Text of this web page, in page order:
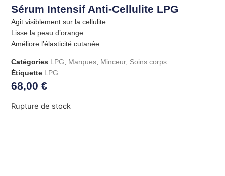
Sérum Intensif Anti-Cellulite LPG
Agit visiblement sur la cellulite
Lisse la peau d’orange
Améliore l’élasticité cutanée
Catégories LPG, Marques, Minceur, Soins corps
Étiquette LPG
68,00€
Rupture de stock